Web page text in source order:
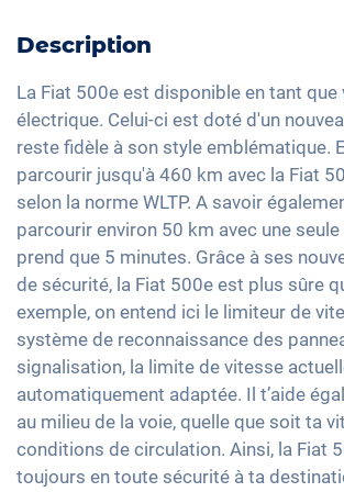
Détecteur de luminosité et de pluie
Rétroviseurs extérieurs à réglage
Rétroviseur intérieur jour/nuit
17" jantes en aluminium
Détection de fatigue
Apple Car Play
Android Auto
Ecran tactile
Recharge téléphone sans fil
Full Digital Cockpit
Pare-brise chauffant
Climatisation automatique
Keyless Entry & Go
Sièges chauffants avant
Lumière d'ambiance
Accoudoir central pour les sièges
Camera à 360 degrés
Banquette rabbattable
Siège en simili-cuir
Description
La Fiat 500e est disponible en tant que
électrique. Celui-ci est doté d'un
reste fidèle à son style emblématique.
parcourir jusqu'à 460 km avec la Fiat
selon la norme WLTP. A savoir
parcourir environ 50 km avec une seule
prend que 5 minutes. Grâce à ses
de sécurité, la Fiat 500e est plus sûre
exemple, on entend ici le limiteur de
système de reconnaissance des
signalisation, la limite de vitesse
automatiquement adaptée. Il t’aide
au milieu de la voie, quelle que soit ta
conditions de circulation. Ainsi, la Fiat
toujours en toute sécurité à ta